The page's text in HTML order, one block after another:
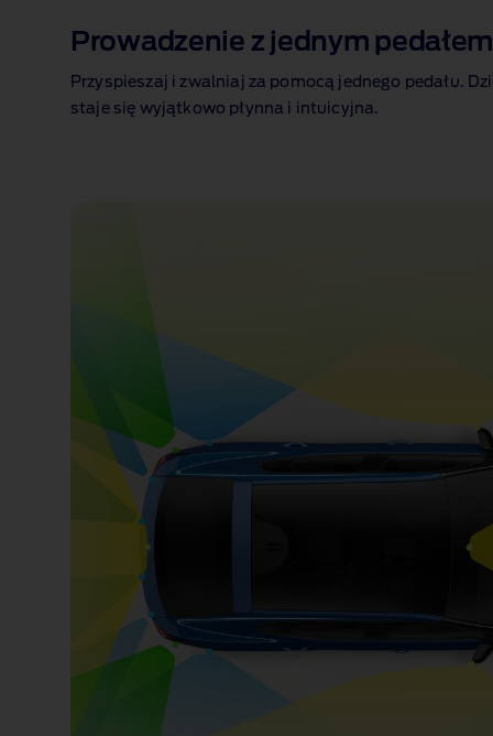
Prowadzenie z jednym pedałem
Przyspieszaj i zwalniaj za pomocą jednego pedału.
staje się wyjątkowo płynna i intuicyjna.